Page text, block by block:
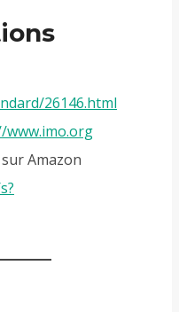
26146.html
www.imo.org
Amazon